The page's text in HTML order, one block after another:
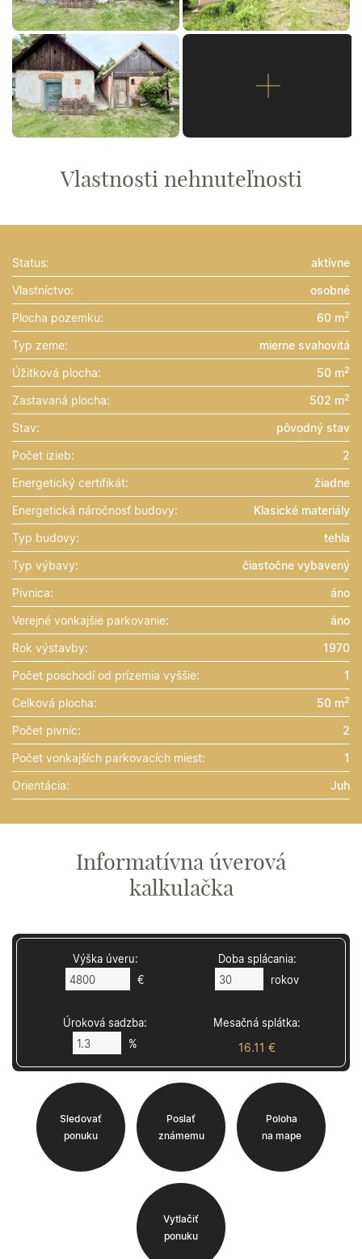
Vlastnosti nehnuteľnosti
Status:
aktívne
Vlastníctvo:
osobné
Plocha pozemku:
60 m2
Typ zeme:
mierne svahovitá
Úžitková plocha:
50 m2
Zastavaná plocha: 502 m2
Stav:
pôvodný stav
Počet izieb:
2
Energetický certifikát:
žiadne
Energetická náročnosť budovy:
Klasické materiály
Typ budovy:
tehla
Typ výbavy:
čiastočne vybavený
Pivnica:
áno
Verejné vonkajšie parkovanie:
áno
Rok výstavby:
1970
Počet poschodí od prízemia vyššie:
1
Celková plocha:
50 m2
Počet pivníc:
2
Počet vonkajších parkovacích miest:
1
Orientácia:
Juh
Informatívna úverová
kalkulačka
Výška úveru:
€
Doba splácania:
rokov
Úroková sadzba:
%
Mesačná splátka:
16.11 €
Sledovať
ponuku
Poslať
známemu
Poloha
na mape
Vytlačiť
ponuku